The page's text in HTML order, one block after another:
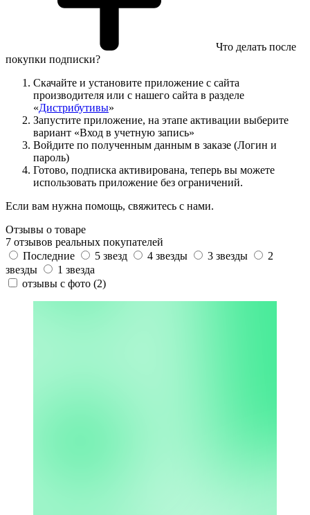
Что делать после
покупки подписки?
Скачайте и установите приложение с сайта
производителя или с нашего сайта в разделе
«Дистрибутивы»
Запустите приложение, на этапе активации выберите
вариант «Вход в учетную запись»
Войдите по полученным данным в заказе (Логин и
пароль)
Готово, подписка активирована, теперь вы можете
использовать приложение без ограничений.
Если вам нужна помощь, свяжитесь с нами.
Отзывы о товаре
7 отзывов реальных покупателей
Последние
5 звезд 4 звезды 3 звезды
2
звезды
1 звезда
отзывы с фото (2)